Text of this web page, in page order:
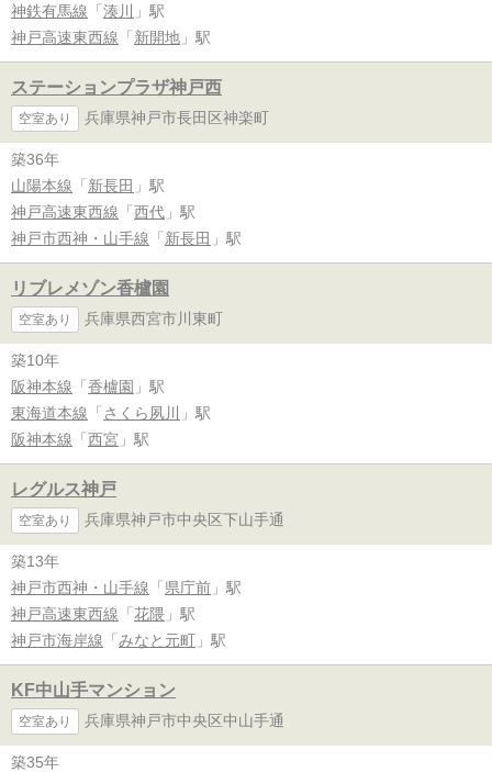
神鉄有馬線 「 湊川
」駅
神戸高速東西線 「 新開地 」駅
ステーションプラザ神戸西
空室あり 兵庫県神戸市長田区神楽町
築36年
山陽本線 「 新長田 」駅
神戸高速東西線 「 西代 」駅
神戸市西神・山手線 「 新長田 」駅
リブレメゾン香櫨園
空室あり 兵庫県西宮市川東町
築10年
阪神本線 「 香櫨園 」駅
東海道本線 「 さくら夙川
」駅
阪神本線 「 西宮 」駅
レグルス神戸
空室あり 兵庫県神戸市中央区下山手通
築13年
神戸市西神・山手線 「 県庁前 」駅
神戸高速東西線 「 花隈 」駅
神戸市海岸線 「 みなと元町 」駅
KF中山手マンション
空室あり 兵庫県神戸市中央区中山手通
築35年